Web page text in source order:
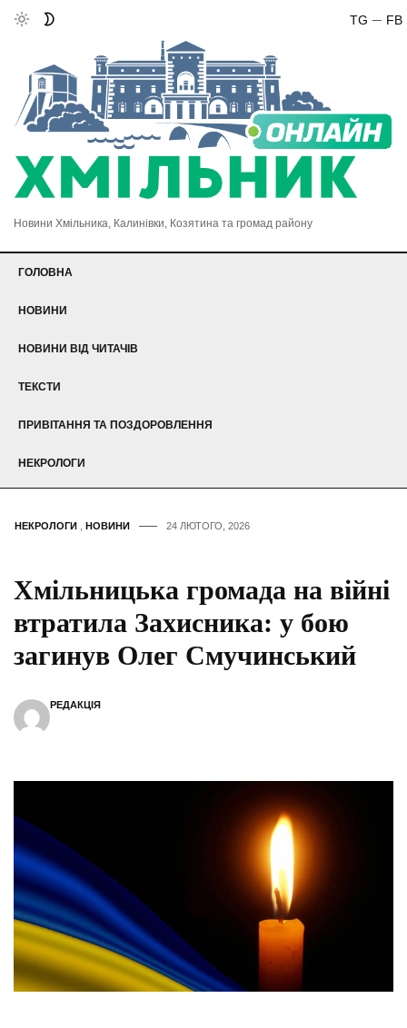
FB
TG
Новини Хмільника, Калинівки, Козятина та громад району
ГОЛОВНА
НОВИНИ
НОВИНИ ВІД ЧИТАЧІВ
ТЕКСТИ
ПРИВІТАННЯ ТА ПОЗДОРОВЛЕННЯ
НЕКРОЛОГИ
НЕКРОЛОГИ НОВИНИ 24 ЛЮТОГО, 2026
Хмільницька громада на війні
втратила Захисника: у бою
загинув Олег Смучинський
РЕДАКЦІЯ